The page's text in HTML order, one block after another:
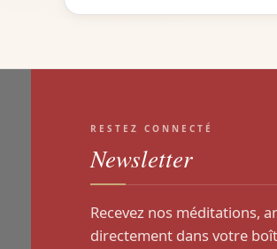
RESTEZ CONNECTÉ
Newsletter
Recevez nos méditations,
directement dans votre